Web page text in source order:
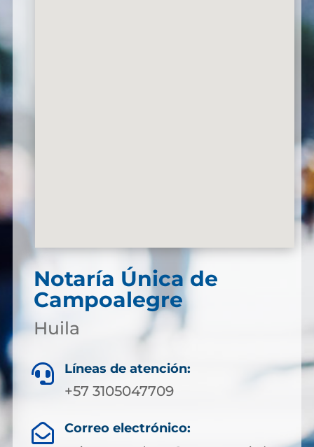
Notaría Única de
Campoalegre
Huila
 Líneas de atención:
+57 3105047709
 Correo electrónico: